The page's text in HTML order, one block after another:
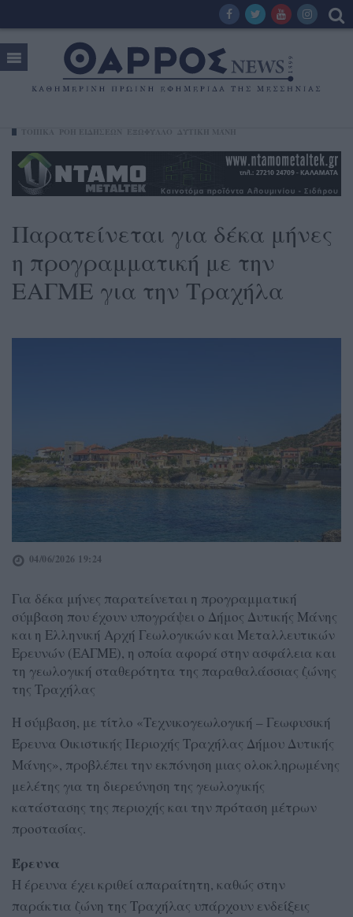
Παρατείνεται για δέκα μήνες
η προγραμματική με την
ΕΑΓΜΕ για την Τραχήλα
04/06/2026 19:24
Για δέκα μήνες παρατείνεται η προγραμματική
σύμβαση που έχουν υπογράψει ο Δήμος Δυτικής Μάνης
και η Ελληνική Αρχή Γεωλογικών και Μεταλλευτικών
Ερευνών (ΕΑΓΜΕ), η οποία αφορά στην ασφάλεια και
τη γεωλογική σταθερότητα της παραθαλάσσιας ζώνης
της Τραχήλας
Η σύμβαση, με τίτλο «Τεχνικογεωλογική – Γεωφυσική
Έρευνα Οικιστικής Περιοχής Τραχήλας Δήμου Δυτικής
Μάνης», προβλέπει την εκπόνηση μιας ολοκληρωμένης
μελέτης για τη διερεύνηση της γεωλογικής
κατάστασης της περιοχής και την πρόταση μέτρων
προστασίας.
Έρευνα
Η έρευνα έχει κριθεί απαραίτητη, καθώς στην
παράκτια ζώνη της Τραχήλας υπάρχουν ενδείξεις